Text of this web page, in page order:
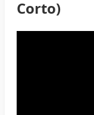
Corto)